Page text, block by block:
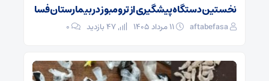
نخستین دستگاه پیشگیری از ترومبوز در بیمارستان فسا
aftabefasa ۰